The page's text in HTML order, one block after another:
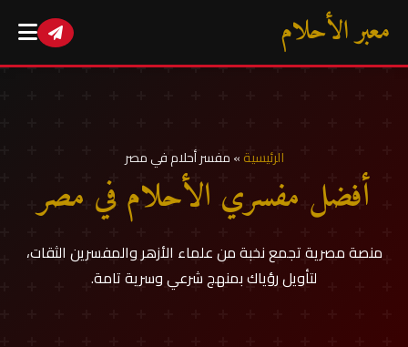
معبر الأحلام
الرئيسية»مفسر أحلام في مصر
أفضل مفسري الأحلام في مصر
منصة مصرية تجمع نخبة من علماء الأزهر والمفسرين الثقات،
لتأويل رؤياك بمنهج شرعي وسرية تامة.